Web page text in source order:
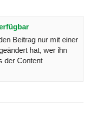
Beitrag nur mit einer
hat, wer ihn
der Content